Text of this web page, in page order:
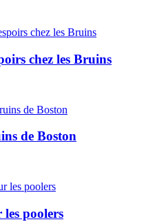
chez les Bruins
de Boston
poolers